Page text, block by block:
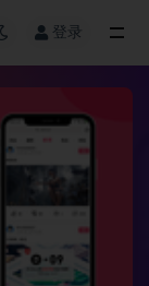
登录